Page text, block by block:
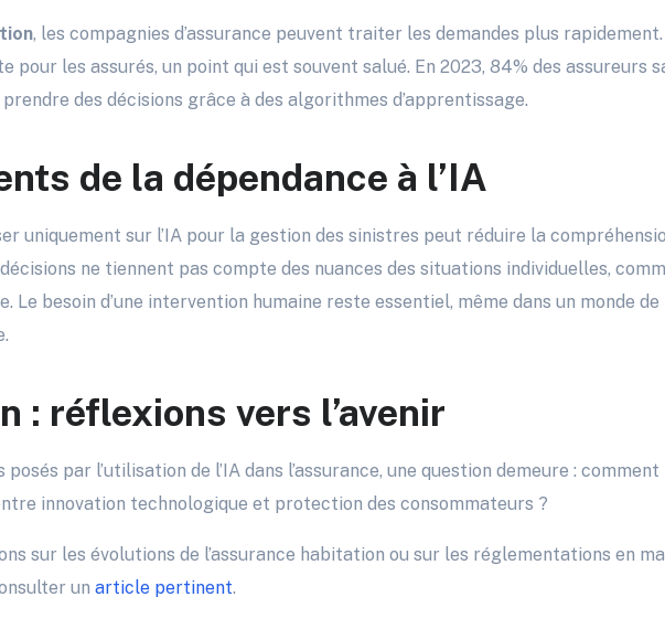
, les compagnies d’assurance peuvent traiter les demandes plus
pour les assurés, un point qui est souvent salué. En 2023, 84% des assureurs
des décisions grâce à des algorithmes d’apprentissage.
de la dépendance à l’IA
uniquement sur l’IA pour la gestion des sinistres peut réduire la
décisions ne tiennent pas compte des nuances des situations individuelles,
Le besoin d’une intervention humaine reste essentiel, même dans un monde de
: réflexions vers l’avenir
par l’utilisation de l’IA dans l’assurance, une question demeure : comment
innovation technologique et protection des consommateurs ?
sur les évolutions de l’assurance habitation ou sur les réglementations en
un article pertinent.